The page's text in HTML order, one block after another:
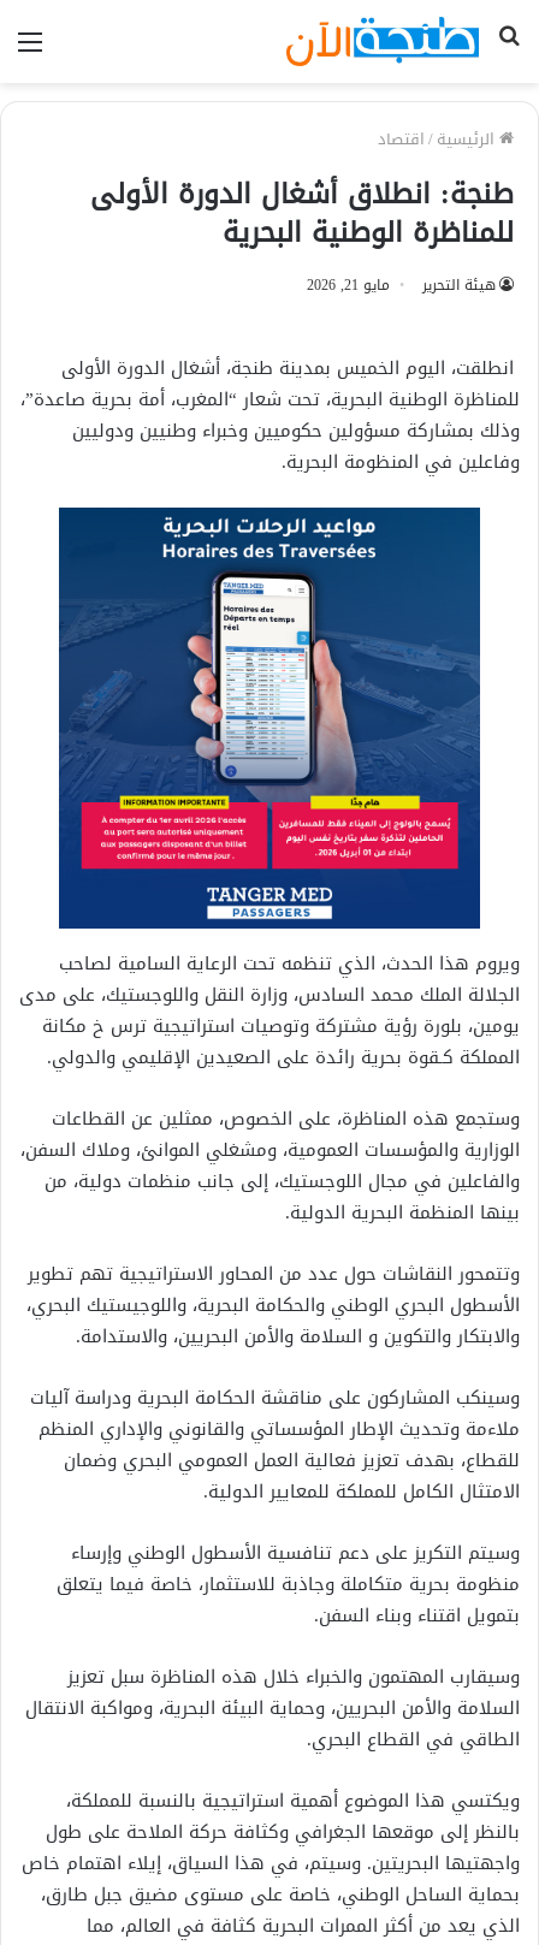
بحث
الرئيسية/اقتصاد
طنجة: انطلاق أشغال الدورة الأولى
للمناظرة الوطنية البحرية
هيئة التحرير مايو 21, 2026
انطلقت، اليوم الخميس بمدينة طنجة، أشغال الدورة الأولى
للمناظرة الوطنية البحرية، تحت شعار “المغرب، أمة بحرية صاعدة”،
وذلك بمشاركة مسؤولين حكوميين وخبراء وطنيين ودوليين
وفاعلين في المنظومة البحرية.
ويروم هذا الحدث، الذي تنظمه تحت الرعاية السامية لصاحب
الجلالة الملك محمد السادس، وزارة النقل واللوجستيك، على مدى
يومين، بلورة رؤية مشتركة وتوصيات استراتيجية ترس خ مكانة
المملكة كـقوة بحرية رائدة على الصعيدين الإقليمي والدولي.
وستجمع هذه المناظرة، على الخصوص، ممثلين عن القطاعات
الوزارية والمؤسسات العمومية، ومشغلي الموانئ، وملاك السفن،
والفاعلين في مجال اللوجستيك، إلى جانب منظمات دولية، من
بينها المنظمة البحرية الدولية.
وتتمحور النقاشات حول عدد من المحاور الاستراتيجية تهم تطوير
الأسطول البحري الوطني والحكامة البحرية، واللوجيستيك البحري،
والابتكار والتكوين و السلامة والأمن البحريين، والاستدامة.
وسينكب المشاركون على مناقشة الحكامة البحرية ودراسة آليات
ملاءمة وتحديث الإطار المؤسساتي والقانوني والإداري المنظم
للقطاع، بهدف تعزيز فعالية العمل العمومي البحري وضمان
الامتثال الكامل للمملكة للمعايير الدولية.
وسيتم التكريز على دعم تنافسية الأسطول الوطني وإرساء
منظومة بحرية متكاملة وجاذبة للاستثمار، خاصة فيما يتعلق
بتمويل اقتناء وبناء السفن.
وسيقارب المهتمون والخبراء خلال هذه المناظرة سبل تعزيز
السلامة والأمن البحريين، وحماية البيئة البحرية، ومواكبة الانتقال
الطاقي في القطاع البحري.
ويكتسي هذا الموضوع أهمية استراتيجية بالنسبة للمملكة،
بالنظر إلى موقعها الجغرافي وكثافة حركة الملاحة على طول
واجهتيها البحريتين. وسيتم، في هذا السياق، إيلاء اهتمام خاص
بحماية الساحل الوطني، خاصة على مستوى مضيق جبل طارق،
الذي يعد من أكثر الممرات البحرية كثافة في العالم، مما